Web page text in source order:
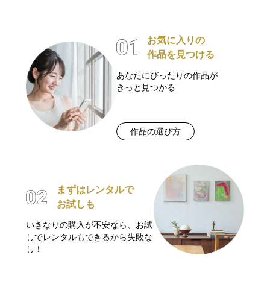
お気に入りの
作品を見つける
あなたにぴったりの作品が
きっと見つかる
作品の選び方
まずはレンタルで
お試しも
いきなりの購入が不安なら、お試
しでレンタルもできるから失敗な
し！